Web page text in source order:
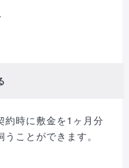
約時に敷金を1ヶ月分
ことができます。